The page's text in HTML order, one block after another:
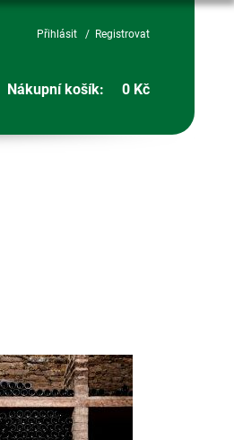
Přihlásit Registrovat
Nákupní košík: 0 Kč